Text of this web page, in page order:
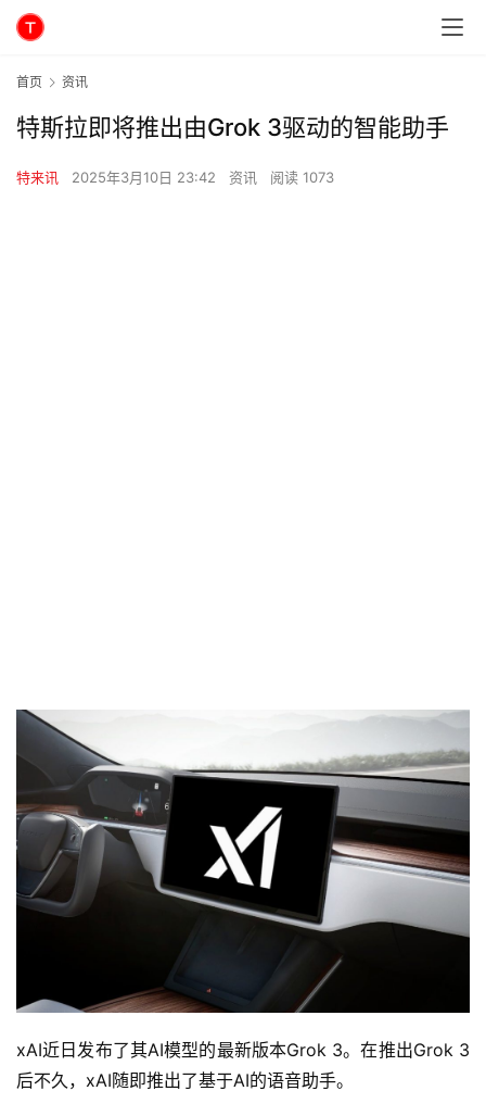
首页 资讯
特斯拉即将推出由Grok 3驱动的智能助手
特来讯 2025年3月10日 23:42 资讯 阅读 1073
xAI近日发布了其AI模型的最新版本Grok 3。在推出Grok 3
后不久，xAI随即推出了基于AI的语音助手。